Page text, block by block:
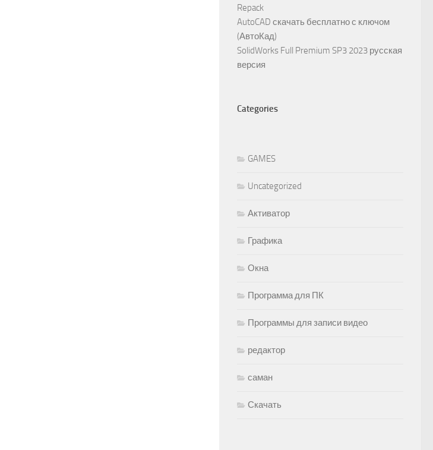
Repack
AutoCAD скачать бесплатно с ключом
(АвтоКад)
SolidWorks Full Premium SP3 2023 русская
версия
Categories
GAMES
Uncategorized
Активатор
Графика
Окна
Программа для ПК
Программы для записи видео
редактор
саман
Скачать